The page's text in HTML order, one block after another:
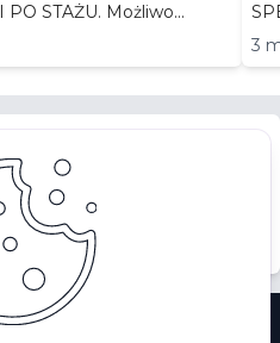
W TRAKCIE SPECJALIZACJI I PO STAŻU. Możliwo...
3
dla lekarza i